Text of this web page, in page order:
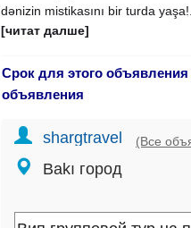
dənizin mistikasını bir turda
[читат далше]
Срок для этого
объявления
shargtravel (Все
Bakı город